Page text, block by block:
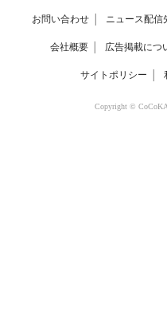
お問い合わせ ニュース配信
会社概要 広告掲載につ
サイトポリシー
Copyright ©